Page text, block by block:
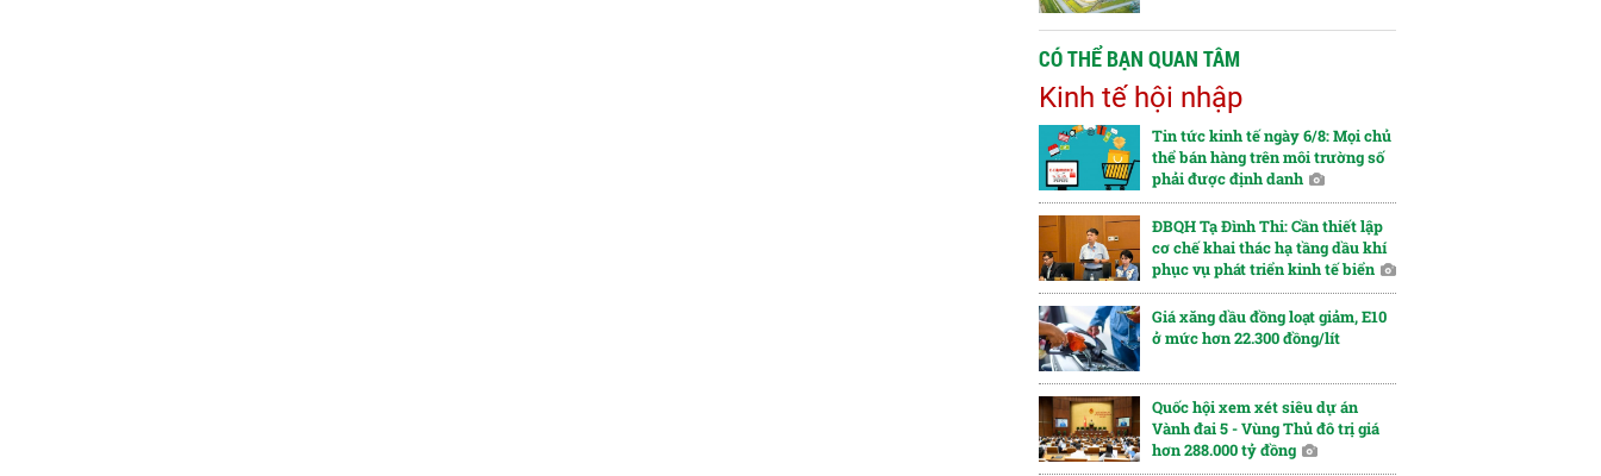
CÓ THỂ BẠN QUAN TÂM
Kinh tế hội nhập
Tin tức kinh tế ngày 6/8: Mọi chủ
thể bán hàng trên môi trường số
phải được định danh
ĐBQH Tạ Đình Thi: Cần thiết lập
cơ chế khai thác hạ tầng dầu khí
phục vụ phát triển kinh tế biển
Giá xăng dầu đồng loạt giảm, E10
ở mức hơn 22.300 đồng/lít
Quốc hội xem xét siêu dự án
Vành đai 5 - Vùng Thủ đô trị giá
hơn 288.000 tỷ đồng